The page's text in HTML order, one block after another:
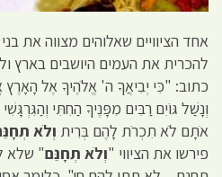
אחד הציוויים שאלוהים מצווה את
להכרית את העמים היושבים בארץ
כתוב: "כִּי יְבִיאֲךָ ה' אֱלֹהֶיךָ אֶל
וְנָשַׁל גּוֹיִם רַבִּים מִפָּנֶיךָ הַחִתִּי
אֹתָם לֹא תִכְרֹת לָהֶם בְּרִית וְלֹא
פירשו את הציווי "וְלֹא תְחָנֵּם" שלא